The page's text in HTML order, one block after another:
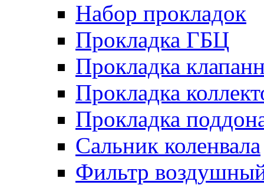
Набор прокладок
Прокладка ГБЦ
Прокладка
Прокладка
Прокладка
Сальник коленвала
Фильтр